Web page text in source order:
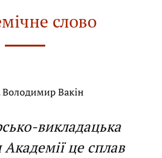
слово
викладацька
це сплав